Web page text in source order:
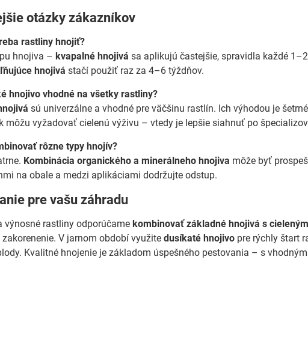
otázky zákazníkov
rastliny hnojiť?
hnojiva –kvapalné hnojivá sa aplikujú častejšie, spravidla každé
hnojivá stačí použiť raz za 4–6 týždňov.
hnojivo vhodné na všetky rastliny?
sú univerzálne a vhodné pre väčšinu rastlín. Ich výhodou je
môžu vyžadovať cielenú výživu – vtedy je lepšie siahnuť po
rôzne typy hnojív?
Kombinácia organického a minerálneho hnojiva môže byť
na obale a medzi aplikáciami dodržujte odstup.
pre vašu záhradu
výnosné rastliny odporúčamekombinovať základné hnojivá s
zakorenenie. V jarnom období využitedusíkaté hnojivo pre rýchly štart
Kvalitné hnojenie je základom úspešného pestovania – s